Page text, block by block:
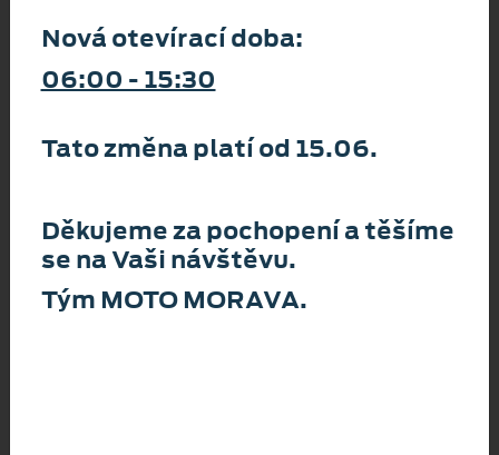
WELLNESS ZA VOLANTEM
Více
Nová otevírací doba:
06:00 - 15:30
Tato změna platí od 15.06.
Děkujeme za pochopení a těšíme
se na Vaši návštěvu.
Tým MOTO MORAVA.